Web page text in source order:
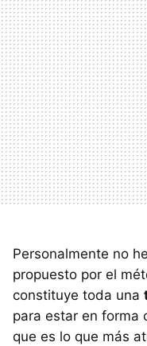
Personalmente no
propuesto por el
constituye toda una
para estar en forma
que es lo que más